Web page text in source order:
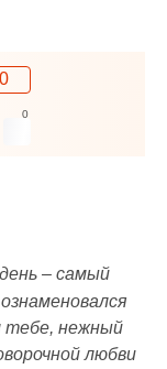
0
0
– самый
тебе, нежный
любви